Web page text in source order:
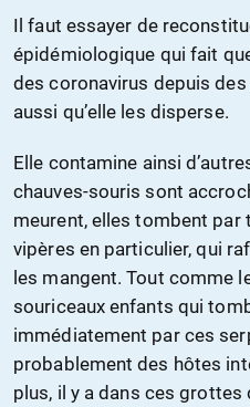
Il faut essayer de
épidémiologique qui fait
des coronavirus depuis des
aussi qu’elle les disperse.
Elle contamine ainsi
chauves-souris sont
meurent, elles tombent par
vipères en particulier, qui
les mangent. Tout comme
souriceaux enfants qui
immédiatement par ces
probablement des hôtes
plus, il y a dans ces